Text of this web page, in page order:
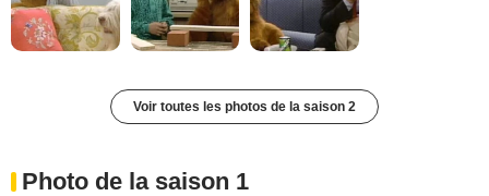
Voir toutes les photos de la saison 2
Photo de la saison 1